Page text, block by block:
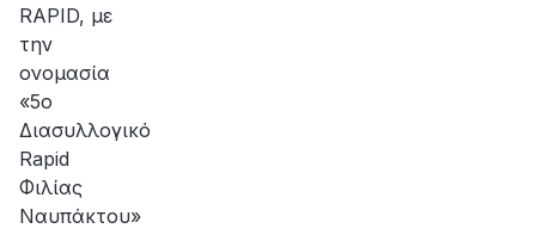
RAPID, με
την
ονομασία
«5ο
Διασυλλογικό
Rapid
Φιλίας
Ναυπάκτου»